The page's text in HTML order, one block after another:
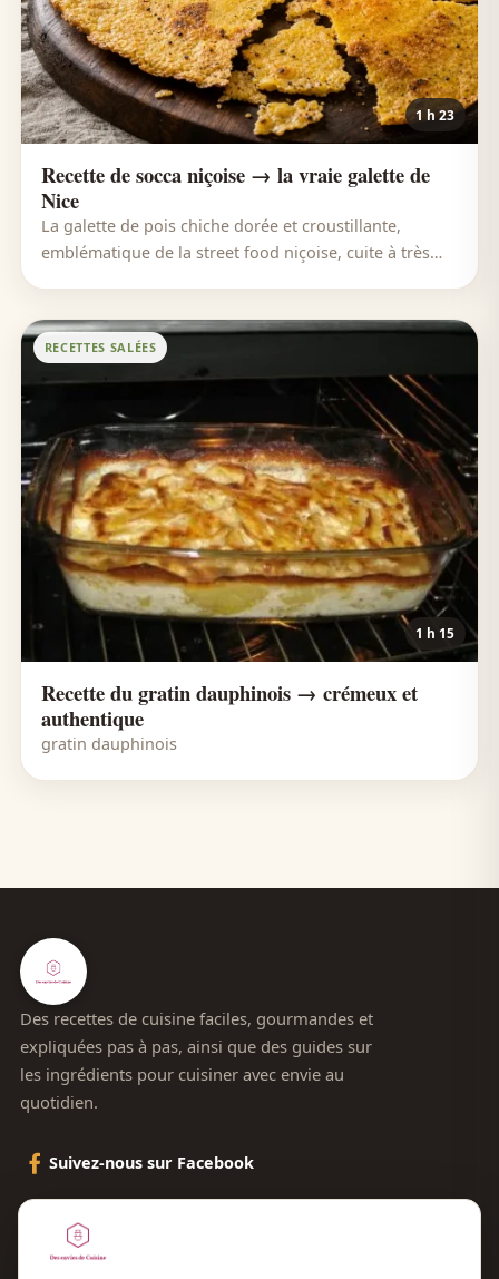
1 h 23
Recette de socca niçoise → la vraie galette de
Nice
La galette de pois chiche dorée et croustillante,
emblématique de la street food niçoise, cuite à très
RECETTES SALÉES
1 h 15
Recette du gratin dauphinois → crémeux et
authentique
gratin dauphinois
Des recettes de cuisine faciles, gourmandes et
expliquées pas à pas, ainsi que des guides sur
les ingrédients pour cuisiner avec envie au
quotidien.
Suivez-nous sur Facebook
Le blog